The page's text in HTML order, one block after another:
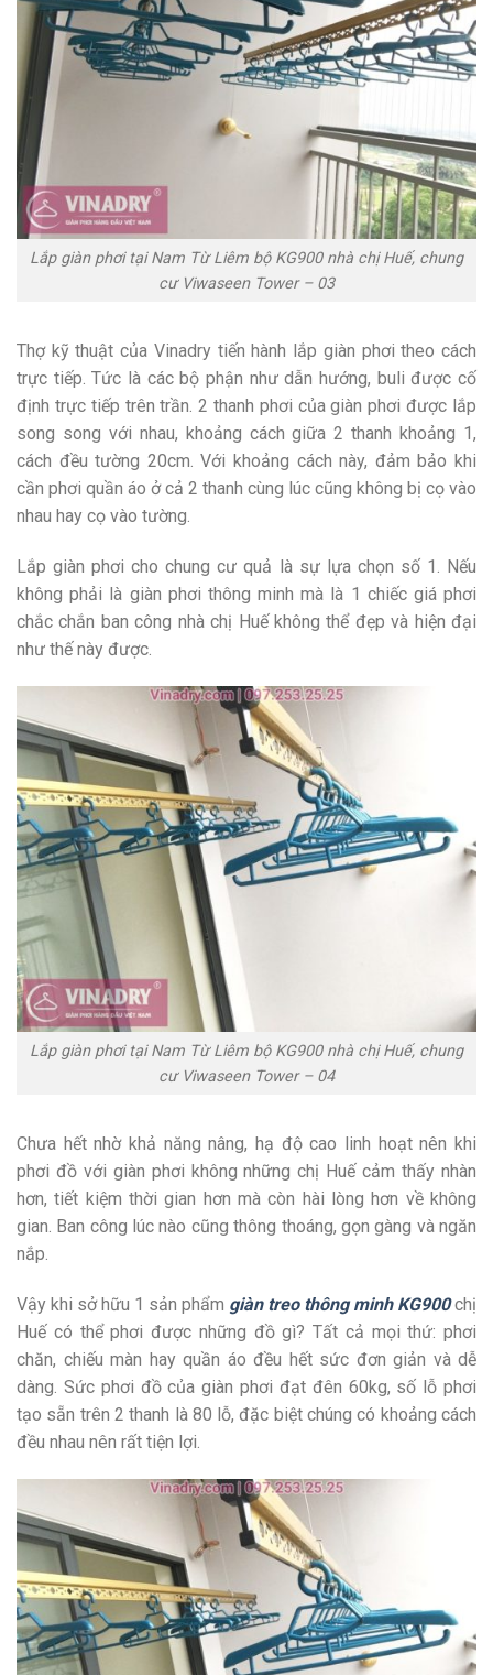
Lắp giàn phơi tại Nam Từ Liêm bộ KG900 nhà chị Huế, chung
cư Viwaseen Tower – 03
Thợ kỹ thuật của Vinadry tiến hành lắp giàn phơi theo cách
trực tiếp. Tức là các bộ phận như dẫn hướng, buli được cố
định trực tiếp trên trần. 2 thanh phơi của giàn phơi được lắp
song song với nhau, khoảng cách giữa 2 thanh khoảng 1,
cách đều tường 20cm. Với khoảng cách này, đảm bảo khi
cần phơi quần áo ở cả 2 thanh cùng lúc cũng không bị cọ vào
nhau hay cọ vào tường.
Lắp giàn phơi cho chung cư quả là sự lựa chọn số 1. Nếu
không phải là giàn phơi thông minh mà là 1 chiếc giá phơi
chắc chắn ban công nhà chị Huế không thể đẹp và hiện đại
như thế này được.
Lắp giàn phơi tại Nam Từ Liêm bộ KG900 nhà chị Huế, chung
cư Viwaseen Tower – 04
Chưa hết nhờ khả năng nâng, hạ độ cao linh hoạt nên khi
phơi đồ với giàn phơi không những chị Huế cảm thấy nhàn
hơn, tiết kiệm thời gian hơn mà còn hài lòng hơn về không
gian. Ban công lúc nào cũng thông thoáng, gọn gàng và ngăn
nắp.
Vậy khi sở hữu 1 sản phẩm giàn treo thông minh KG900chị
Huế có thể phơi được những đồ gì? Tất cả mọi thứ: phơi
chăn, chiếu màn hay quần áo đều hết sức đơn giản và dễ
dàng. Sức phơi đồ của giàn phơi đạt đên 60kg, số lỗ phơi
tạo sẵn trên 2 thanh là 80 lỗ, đặc biệt chúng có khoảng cách
đều nhau nên rất tiện lợi.